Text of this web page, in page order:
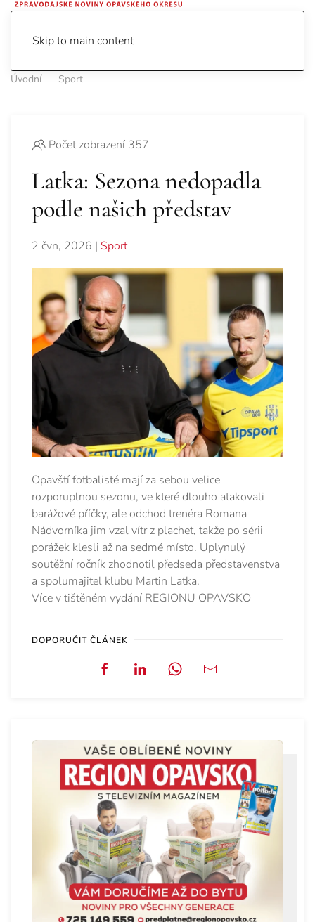
Skip to main content
Úvodní Sport
Počet zobrazení 357
Latka: Sezona nedopadla
podle našich představ
2 čvn, 2026 | Sport
Opavští fotbalisté mají za sebou velice
rozporuplnou sezonu, ve které dlouho atakovali
barážové příčky, ale odchod trenéra Romana
Nádvorníka jim vzal vítr z plachet, takže po sérii
porážek klesli až na sedmé místo. Uplynulý
soutěžní ročník zhodnotil předseda představenstva
a spolumajitel klubu Martin Latka.
Více v tištěném vydání REGIONU OPAVSKO
DOPORUČIT ČLÁNEK